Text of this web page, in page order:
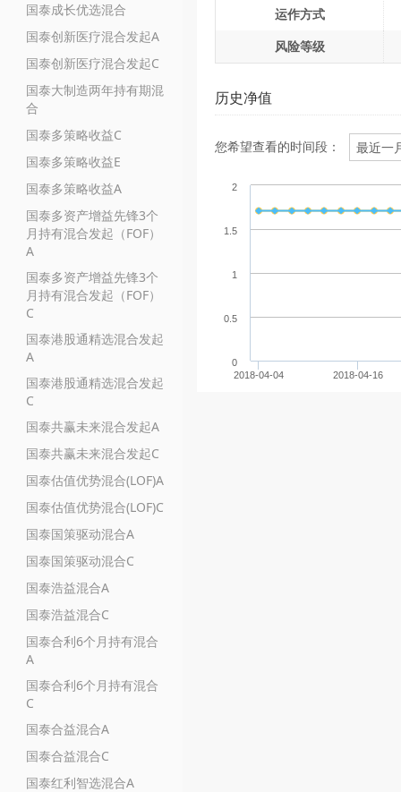
国泰成长优选混合
国泰创新医疗混合发起A
国泰创新医疗混合发起C
国泰大制造两年持有期混
合
国泰多策略收益C
国泰多策略收益E
国泰多策略收益A
国泰多资产增益先锋3个
月持有混合发起（FOF）
A
国泰多资产增益先锋3个
月持有混合发起（FOF）
C
国泰港股通精选混合发起
A
国泰港股通精选混合发起
C
国泰共赢未来混合发起A
国泰共赢未来混合发起C
国泰估值优势混合(LOF)A
国泰估值优势混合(LOF)C
国泰国策驱动混合A
国泰国策驱动混合C
国泰浩益混合A
国泰浩益混合C
国泰合利6个月持有混合
A
国泰合利6个月持有混合
C
国泰合益混合A
国泰合益混合C
国泰红利智选混合A
运作方式
风险等级
历史净值
您希望查看的时间段：
2018-04-04 2018-04-16
0
0.5
1
1.5
2